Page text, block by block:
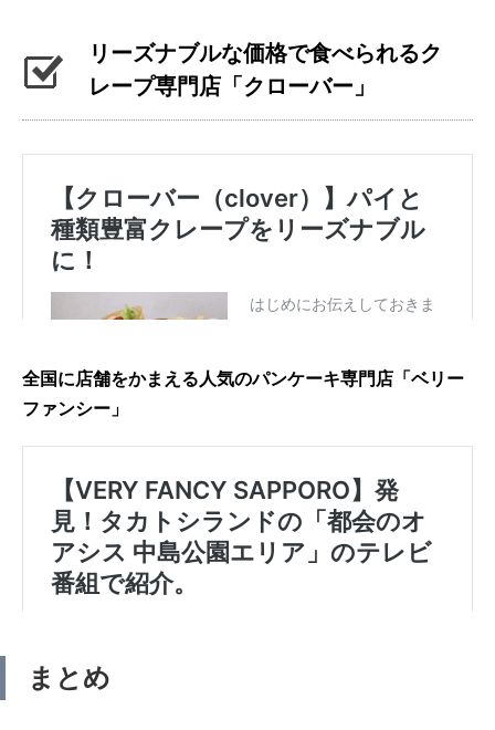
リーズナブルな価格で食べられるク
レープ専門店「クローバー」
全国に店舗をかまえる人気のパンケーキ専門店「ベリー
ファンシー」
まとめ